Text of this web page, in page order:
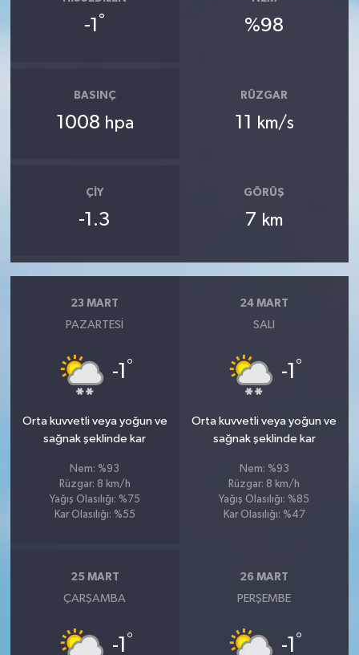
-1 ° %98
BASINÇ
1008 hpa
RÜZGAR
11 km/s
ÇIY
-1.3
GÖRÜŞ
7 km
23 MART
PAZARTESI
-1 °
Orta kuvvetli veya yoğun ve
sağnak şeklinde kar
Nem: %93
Rüzgar: 8 km/h
Yağış Olasılığı: %75
Kar Olasılığı: %55
24 MART
SALI
-1 °
Orta kuvvetli veya yoğun ve
sağnak şeklinde kar
Nem: %93
Rüzgar: 8 km/h
Yağış Olasılığı: %85
Kar Olasılığı: %47
25 MART
ÇARŞAMBA
-1 °
26 MART
PERŞEMBE
-1 °